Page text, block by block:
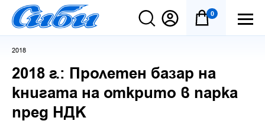
0
2018
2018 г.: Пролетен базар на
книгата на открито в парка
пред НДК